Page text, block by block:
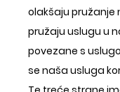
olakšaju pružanje
pružaju uslugu u
povezane s
se naša usluga